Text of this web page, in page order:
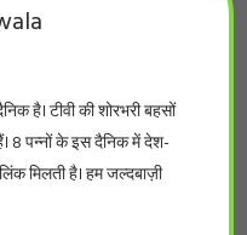
वाले राज्यों में ही आऊट क्यों?
19, 2024
सरकारी और निजी मेडिकल
होने वाले इम्तिहान, नीट,
है। टीवी की शोरभरी बहसों
8 पन्नों के इस दैनिक में देश-
मिलती है। हम जल्दबाज़ी